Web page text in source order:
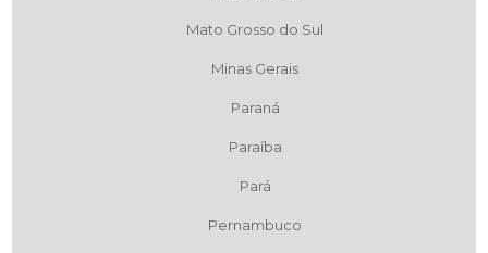
Mato Grosso do Sul
Minas Gerais
Paraná
Paraíba
Pará
Pernambuco